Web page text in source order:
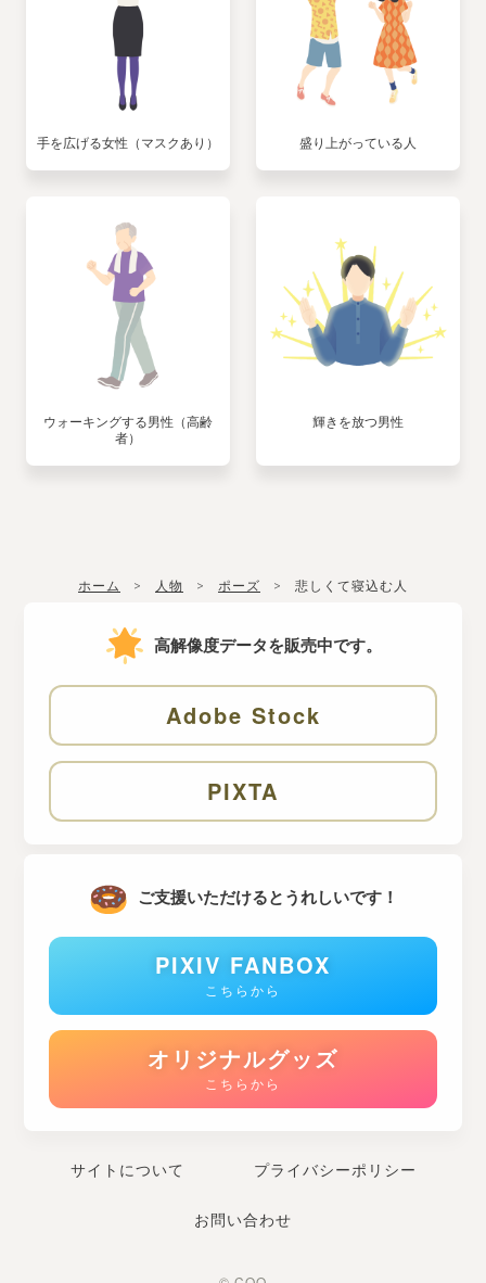
手を広げる女性（マスクあり） 盛り上がっている人
ウォーキングする男性（高齢
者）
輝きを放つ男性
ホーム 人物 ポーズ 悲しくて寝込む人
高解像度データを販売中です。
Adobe Stock
PIXTA
ご支援いただけるとうれしいです！
PIXIV FANBOX
こちらから
オリジナルグッズ
こちらから
サイトについて プライバシーポリシー
お問い合わせ